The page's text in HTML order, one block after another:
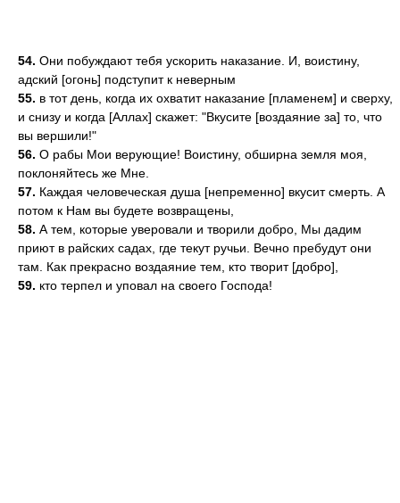
54. Они побуждают тебя ускорить наказание. И, воистину,
адский [огонь] подступит к неверным
55. в тот день, когда их охватит наказание [пламенем] и сверху,
и снизу и когда [Аллах] скажет: "Вкусите [воздаяние за] то, что
вы вершили!"
56. О рабы Мои верующие! Воистину, обширна земля моя,
поклоняйтесь же Мне.
57. Каждая человеческая душа [непременно] вкусит смерть. А
потом к Нам вы будете возвращены,
58. А тем, которые уверовали и творили добро, Мы дадим
приют в райских садах, где текут ручьи. Вечно пребудут они
там. Как прекрасно воздаяние тем, кто творит [добро],
59. кто терпел и уповал на своего Господа!